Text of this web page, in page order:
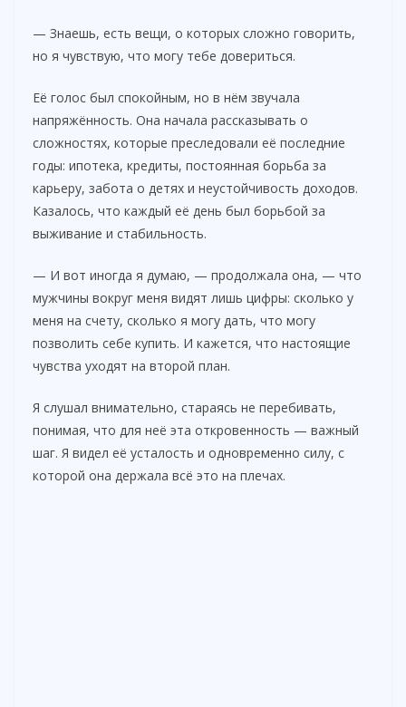
— Знаешь, есть вещи, о которых сложно говорить,
но я чувствую, что могу тебе довериться.
Её голос был спокойным, но в нём звучала
напряжённость. Она начала рассказывать о
сложностях, которые преследовали её последние
годы: ипотека, кредиты, постоянная борьба за
карьеру, забота о детях и неустойчивость доходов.
Казалось, что каждый её день был борьбой за
выживание и стабильность.
— И вот иногда я думаю, — продолжала она, — что
мужчины вокруг меня видят лишь цифры: сколько у
меня на счету, сколько я могу дать, что могу
позволить себе купить. И кажется, что настоящие
чувства уходят на второй план.
Я слушал внимательно, стараясь не перебивать,
понимая, что для неё эта откровенность — важный
шаг. Я видел её усталость и одновременно силу, с
которой она держала всё это на плечах.